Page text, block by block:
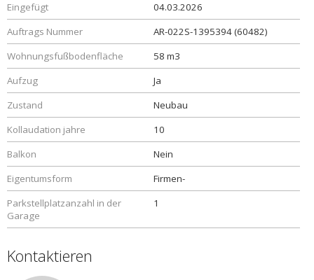
Eingefügt
04.03.2026
Auftrags Nummer
AR-022S-1395394 (60482)
Wohnungsfußbodenfläche
58 m3
Aufzug
Ja
Zustand
Neubau
Kollaudation jahre
10
Balkon
Nein
Eigentumsform
Firmen-
Parkstellplatzanzahl in der
Garage
1
Kontaktieren